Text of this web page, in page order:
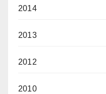
2014
2013
2012
2010